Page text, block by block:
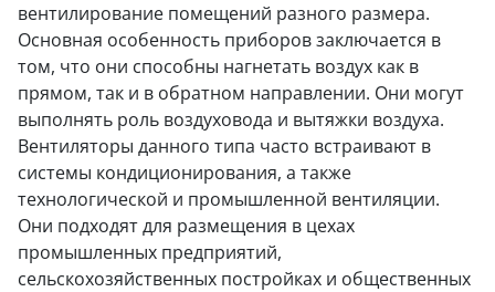
вентилирование помещений разного размера.
Основная особенность приборов заключается в
том, что они способны нагнетать воздух как в
прямом, так и в обратном направлении. Они могут
выполнять роль воздуховода и вытяжки воздуха.
Вентиляторы данного типа часто встраивают в
системы кондиционирования, а также
технологической и промышленной вентиляции.
Они подходят для размещения в цехах
промышленных предприятий,
сельскохозяйственных постройках и общественных